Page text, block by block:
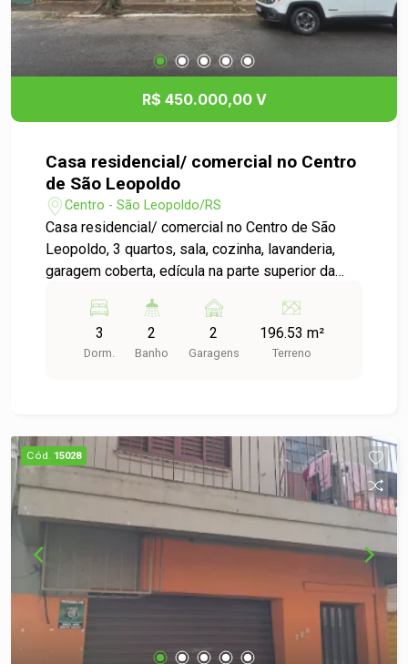
R$ 450.000,00 V
Casa residencial/ comercial no Centro
de São Leopoldo
Centro - São Leopoldo/RS
Casa residencial/ comercial no Centro de São
Leopoldo, 3 quartos, sala, cozinha, lavanderia,
garagem coberta, edícula na parte superior da
ótima localização, fácil acesso a Br 116 para
Porto Alegre ou Novo Hamburgo. seu sonho
espera por você.
3
Dorm.
2
Banho
2
Garagens
196.53 m²
Terreno
Cód. 15028